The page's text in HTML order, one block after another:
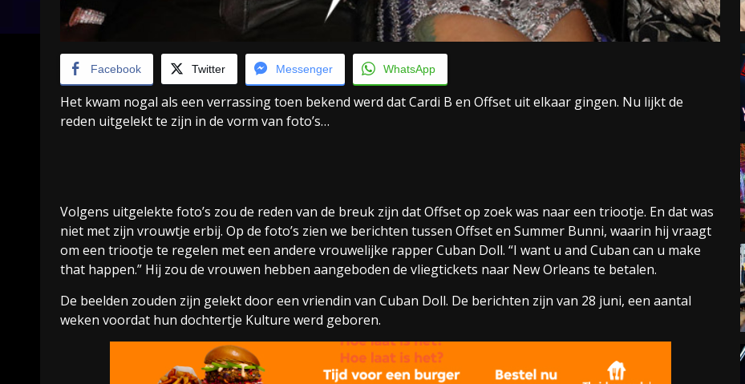
Facebook Twitter Messenger WhatsApp
Het kwam nogal als een verrassing toen bekend werd dat Cardi B en Offset uit elkaar gingen. Nu lijkt de
reden uitgelekt te zijn in de vorm van foto’s…
Volgens uitgelekte foto’s zou de reden van de breuk zijn dat Offset op zoek was naar een triootje. En dat was
niet met zijn vrouwtje erbij. Op de foto’s zien we berichten tussen Offset en Summer Bunni, waarin hij vraagt
om een triootje te regelen met een andere vrouwelijke rapper Cuban Doll. “I want u and Cuban can u make
that happen.” Hij zou de vrouwen hebben aangeboden de vliegtickets naar New Orleans te betalen.
De beelden zouden zijn gelekt door een vriendin van Cuban Doll. De berichten zijn van 28 juni, een aantal
weken voordat hun dochtertje Kulture werd geboren.